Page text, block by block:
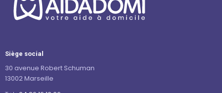
Siège social
30 avenue Robert Schuman
13002 Marseille